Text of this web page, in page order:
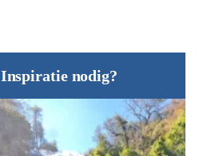
Inspiratie nodig?